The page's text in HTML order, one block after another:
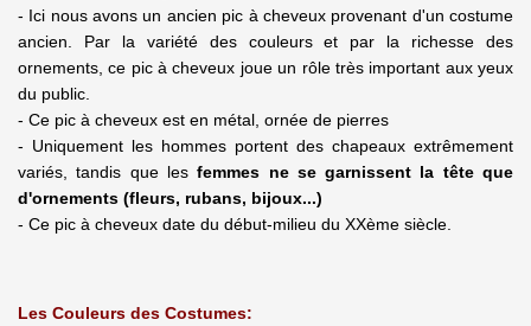
- Ici nous avons un ancien pic à cheveux provenant d'un costume
ancien. Par la variété des couleurs et par la richesse des
ornements, ce pic à cheveux joue un rôle très important aux yeux
du public.
- Ce pic à cheveux est en métal, ornée de pierres
- Uniquement les hommes portent des chapeaux extrêmement
variés, tandis que lesfemmes ne se garnissent la tête que
d'ornements (fleurs, rubans, bijoux...)
- Ce pic à cheveux date du début-milieu du XXème siècle.
Les Couleurs des Costumes: